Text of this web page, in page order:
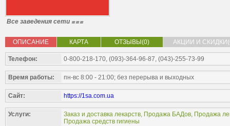
Все заведения сети
ОПИСАНИЕ КАРТА ОТЗЫВЫ(0) АКЦИИ И
Телефон: 0-800-218-170, (093)-364-96-87, (043)-255-73-99
Время работы: пн-вс 8:00 - 21:00; без перерыва и выходных
Сайт: https://1sa.com.ua
Услуги: Заказ и доставка лекарств, Продажа БАДов, Продажа
Продажа средств гигиены